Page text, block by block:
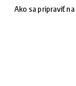
Ako sa pripraviť